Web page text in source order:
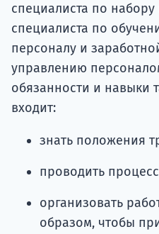
специалиста по
специалиста по
персоналу и
управлению
обязанности и навыки
входит:
знать положения
проводить
организовать
образом, чтобы